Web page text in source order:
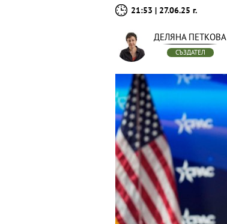
21:53 | 27.06.25 г.
ДЕЛЯНА ПЕТКОВА
СЪЗДАТЕЛ